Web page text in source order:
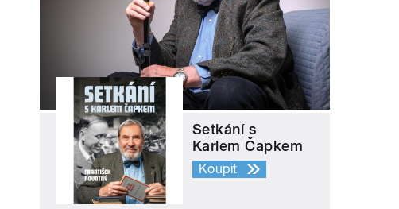
Setkání s
Karlem Čapkem
Koupit